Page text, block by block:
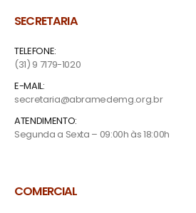
SECRETARIA
TELEFONE:
(31) 9 7179-1020
E-MAIL:
secretaria@abramedemg.org.br
ATENDIMENTO:
Segunda a Sexta – 09:00h às 18:00h
COMERCIAL